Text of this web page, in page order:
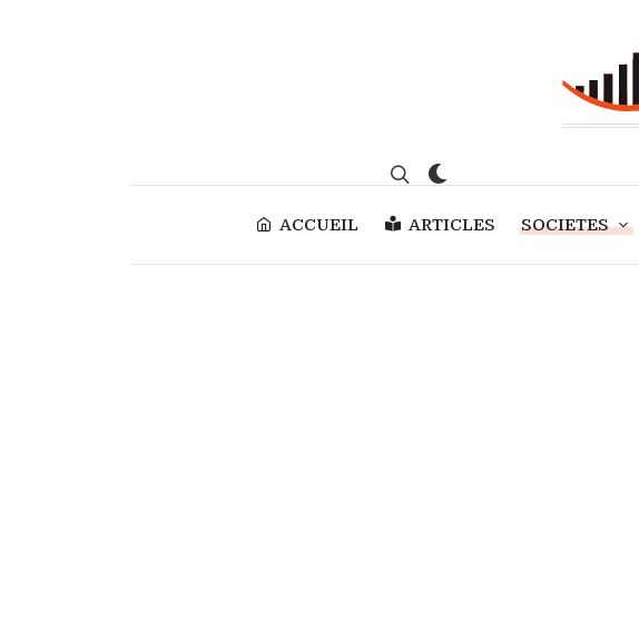
ACCUEIL ARTICLES SOCIETES